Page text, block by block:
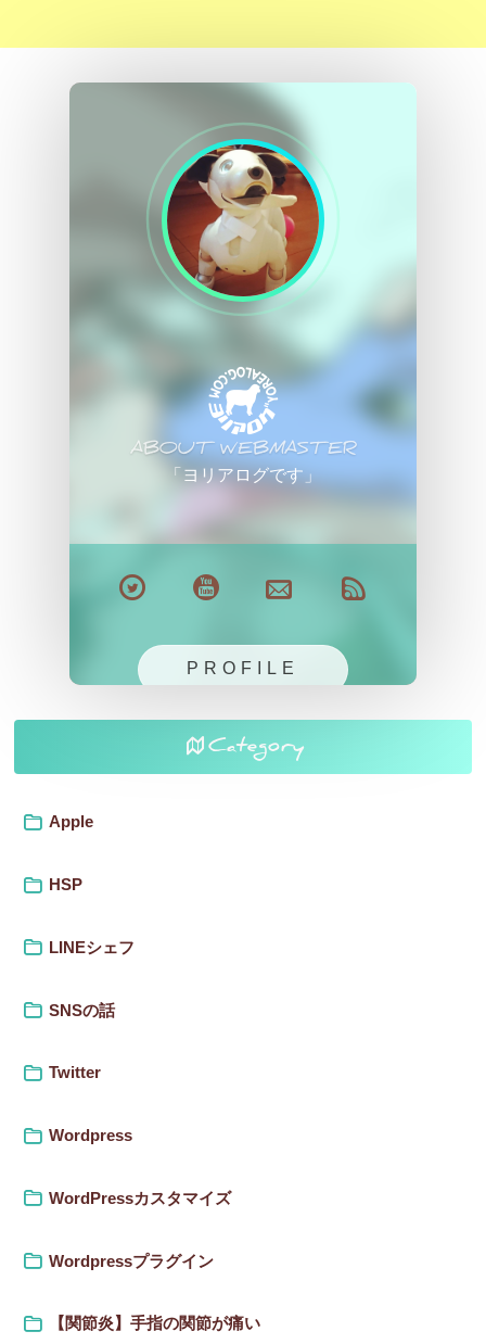
ABOUT WEBMASTER
「ヨリアログです」
PROFILE
Category
Apple
HSP
LINEシェフ
SNSの話
Twitter
Wordpress
WordPressカスタマイズ
Wordpressプラグイン
【関節炎】手指の関節が痛い